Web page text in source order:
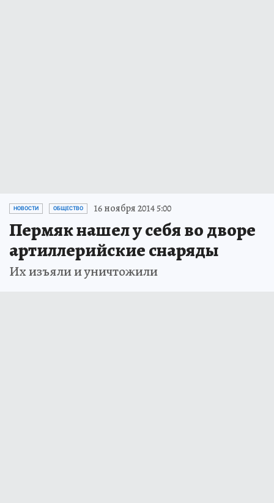
НОВОСТИ ОБЩЕСТВО 16 ноября 2014 5:00
Пермяк нашел у себя во дворе
артиллерийские снаряды
Их изъяли и уничтожили